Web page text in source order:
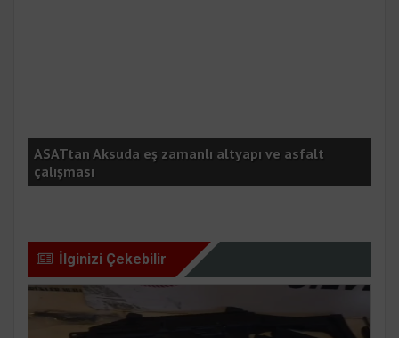
ASATtan Aksuda eş zamanlı altyapı ve asfalt
çalışması
İlginizi Çekebilir